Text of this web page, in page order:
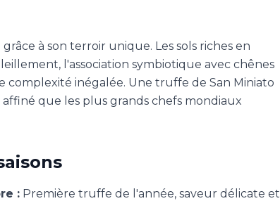
à son terroir unique. Les sols riches en
l'association symbiotique avec chênes
complexité inégalée. Une truffe de San Miniato
que les plus grands chefs mondiaux
: Première truffe de l'année, saveur délicate et